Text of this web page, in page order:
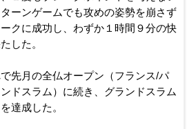
ーンゲームでも攻めの姿勢を崩さず
クに成功し、わずか１時間９分の快
した。
先月の全仏オープン（フランス/パ
ドスラム）に続き、グランドスラム
達成した。